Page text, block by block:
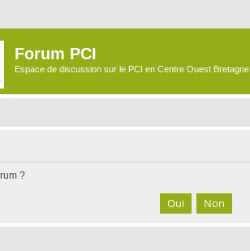
Forum PCI
Espace de discussion sur le PCI en Centre Ouest Bretagne
?